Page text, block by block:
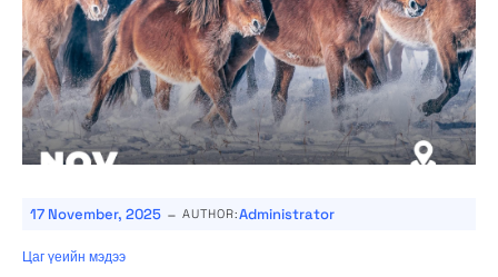
17 November, 2025 - AUTHOR:Administrator
Цаг үеийн мэдээ